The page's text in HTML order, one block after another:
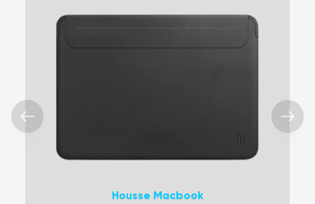
Housse Macbook